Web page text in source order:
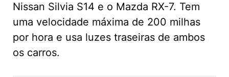
Nissan Silvia S14 e o Mazda RX-7. Tem
uma velocidade máxima de 200 milhas
por hora e usa luzes traseiras de ambos
os carros.